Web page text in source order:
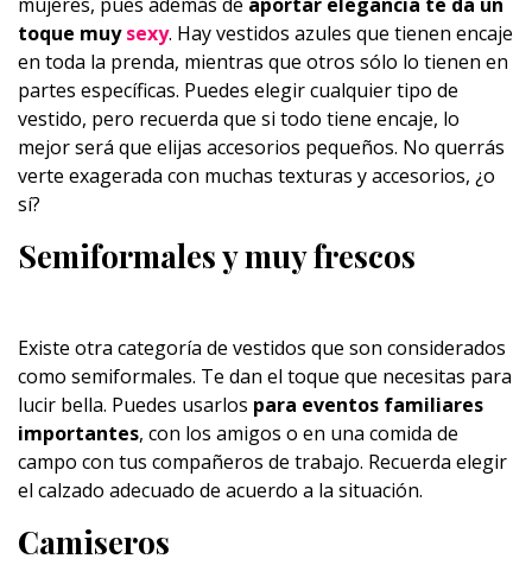
toque muysexy. Hay vestidos azules que tienen encaje
en toda la prenda, mientras que otros sólo lo tienen en
partes específicas. Puedes elegir cualquier tipo de
vestido, pero recuerda que si todo tiene encaje, lo
mejor será que elijas accesorios pequeños. No querrás
verte exagerada con muchas texturas y accesorios, ¿o
sí?
Semiformales y muy frescos
Existe otra categoría de vestidos que son considerados
como semiformales. Te dan el toque que necesitas para
lucir bella. Puedes usarlos para eventos familiares
importantes, con los amigos o en una comida de
campo con tus compañeros de trabajo. Recuerda elegir
el calzado adecuado de acuerdo a la situación.
Camiseros